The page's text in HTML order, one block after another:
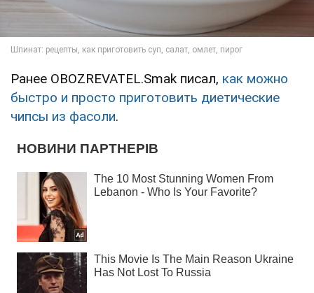
Ранее OBOZREVATEL.Smak писал, как можно
быстро и просто приготовить диетические
чипсы из фасоли.